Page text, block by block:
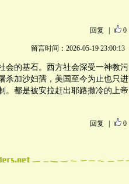
回复 0
留言时间：2026-05-19 23:00:13
会的基石。西方社会深受一神教污
杀加沙妇孺，美国至今为止也只进
。都是被安拉赶出耶路撒冷的上帝
回复 0